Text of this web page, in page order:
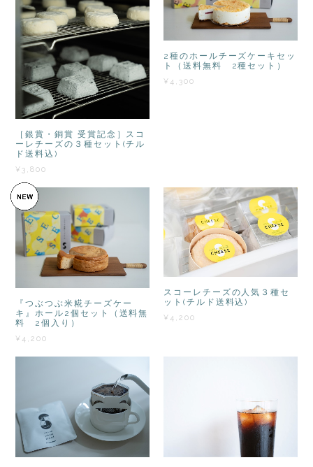
［銀賞・銅賞 受賞記念］スコ
ーレチーズの３種セット(チル
ド送料込)
¥3,800
2種のホールチーズケーキセッ
ト（送料無料 2種セット）
¥4,300
『つぶつぶ米糀チーズケー
キ』ホール2個セット（送料無
料 2個入り）
¥4,200
スコーレチーズの人気３種セ
ット(チルド送料込)
¥4,200